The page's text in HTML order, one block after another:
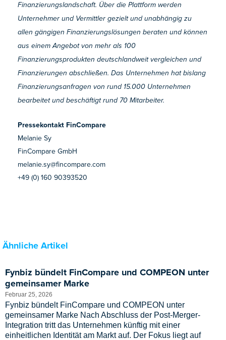
Finanzierungslandschaft. Über die Plattform werden
Unternehmer und Vermittler gezielt und unabhängig zu
allen gängigen Finanzierungslösungen beraten und können
aus einem Angebot von mehr als 100
Finanzierungsprodukten deutschlandweit vergleichen und
Finanzierungen abschließen. Das Unternehmen hat bislang
Finanzierungsanfragen von rund 15.000 Unternehmen
bearbeitet und beschäftigt rund 70 Mitarbeiter.
Pressekontakt FinCompare
Melanie Sy
FinCompare GmbH
melanie.sy@fincompare.com
+49 (0) 160 90393520
Ähnliche Artikel
Fynbiz bündelt FinCompare und COMPEON unter
gemeinsamer Marke
Februar 25, 2026
Fynbiz bündelt FinCompare und COMPEON unter
gemeinsamer Marke Nach Abschluss der Post-Merger-
Integration tritt das Unternehmen künftig mit einer
einheitlichen Identität am Markt auf. Der Fokus liegt auf